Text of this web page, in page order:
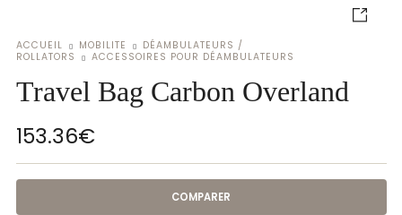
ACCUEIL MOBILITE
DÉAMBULATEURS /
ROLLATORS
ACCESSOIRES POUR DÉAMBULATEURS
Travel Bag Carbon Overland
153.36€
COMPARER